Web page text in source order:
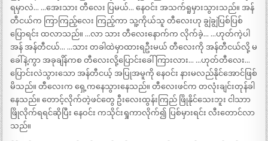
ရမှာလဲ… …အေးသား တီလေး ပြမယ်… နေဝင်း အသက်ရူမှားသွားသည်။ အန်
တီငယ်က ကြာကြည့်လေး ကြည့်ကာ သူ့ကိုယ်သူ တီလေးဟု ချွဲချွဲပြစ်ပြစ်
ပြောရင်း ထလာသည်။ …လာ သား တီလေးနောက်က လိုက်ခဲ့… …ဟုတ်ကဲ့ပါ
အန် အန်တီငယ်… …သား တခါထဲမှာထားရဦးမယ် တီလေးကို အန်တီငယ်လို့ မ
ခေါ်နဲ့ကွာ အခုချိန်ကစ တီလေးလို့ပြောင်းခေါ် ကြားလား… …ဟုတ်တီလေး…
ပြောင်းလဲသွားသော အန်တီငယ့် အပြုအမူကို နေဝင်း နားမလည်နိုင်အောင်ဖြစ်
မိသည်။ တီလေးက ရှေ့ကနေသွားနေသည်။ တီလေးဖင်က တလုံးချင်းတုန်ခါ
နေသည်။ တောင့်လိုက်တဲ့ဖင်တွေ ဦးလေးထွန်းကြည် ဖြိုနိုင်သေးဘူး ငါသာာ
ဖြိုလိုက်ရရင်ဆိုပြီး နေဝင်း ကသိုင်းရှုကာလိုက်၍ ပြစ်မှားရင်း လီးတောင်လာ
သည်။